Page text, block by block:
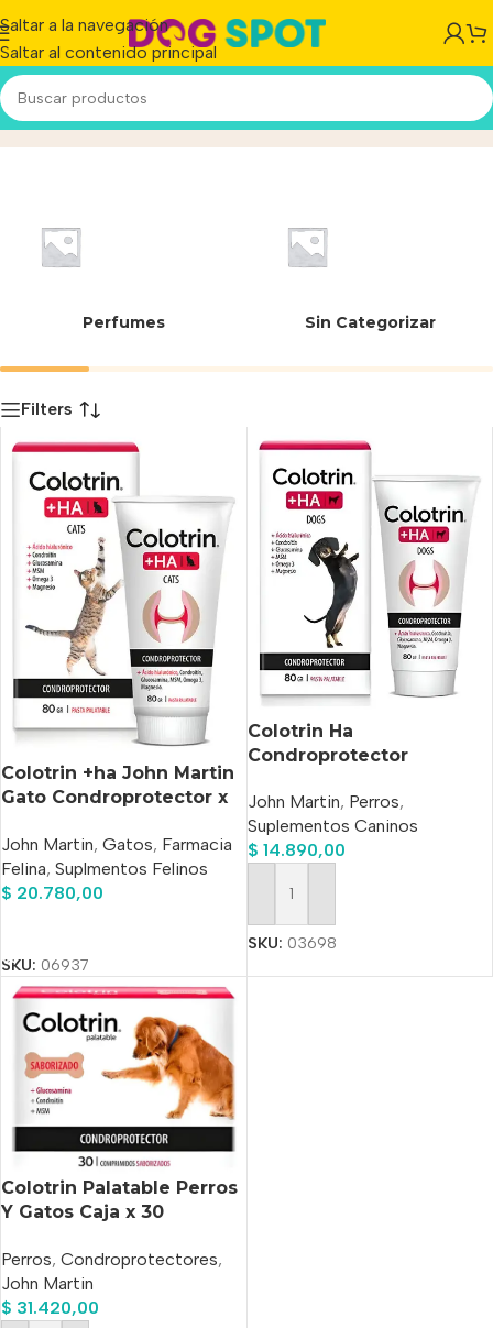
Saltar a la navegación
Saltar al contenido principal
John MartinInicio/Producto
Perfumes Sin Categorizar
Filters
Colotrin +ha John Martin
Gato Condroprotector x
John Martin, Gatos, Farmacia
Felina, Suplmentos Felinos
$ 20.780,00
SKU: 06937
Colotrin Ha
Condroprotector
80grs
John Martin, Perros,
Suplementos Caninos
$ 14.890,00
Añadir Al Carrito
SKU: 03698
Colotrin Palatable Perros
Y Gatos Caja x 30
Perros, Condroprotectores,
John Martin
$ 31.420,00